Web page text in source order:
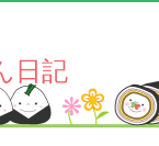
日記